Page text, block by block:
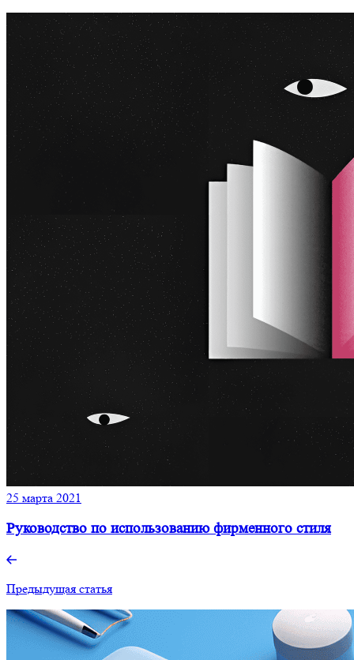
25 марта 2021
Руководство по использованию фирменного стиля
Предыдущая статья